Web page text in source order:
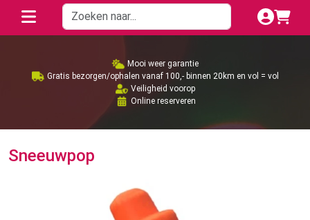
Mooi weer garantie
Gratis bezorgen/ophalen vanaf 100,- binnen 20km en vol = vol
Veiligheid voorop
Online reserveren
Sneeuwpop